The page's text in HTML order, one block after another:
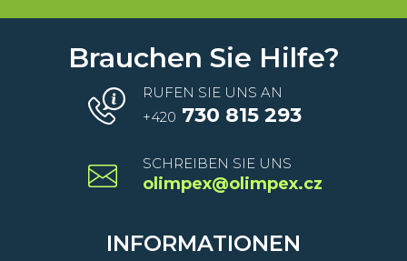
Brauchen Sie Hilfe?
RUFEN SIE UNS AN
+420 730 815 293
SCHREIBEN SIE UNS
olimpex@olimpex.cz
INFORMATIONEN